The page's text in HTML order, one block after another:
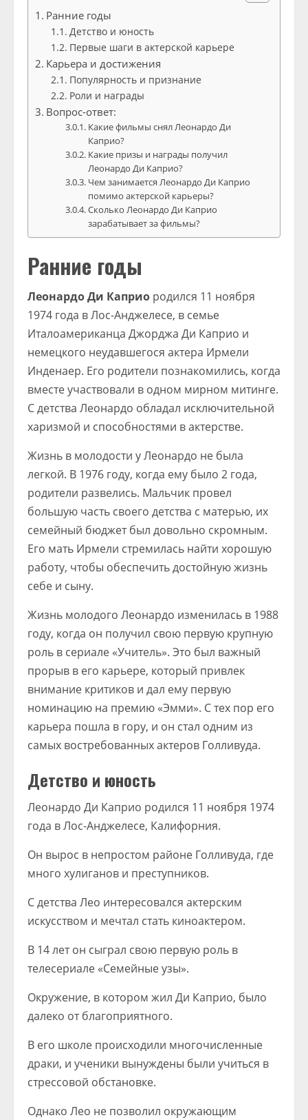
Ранние годы
Детство и юность
Первые шаги в актерской карьере
Карьера и достижения
Популярность и признание
Роли и награды
Вопрос-ответ:
Какие фильмы снял Леонардо Ди
Каприо?
Какие призы и награды получил
Леонардо Ди Каприо?
Чем занимается Леонардо Ди Каприо
помимо актерской карьеры?
Сколько Леонардо Ди Каприо
зарабатывает за фильмы?
Ранние годы
Леонардо Ди Каприо родился 11 ноября
1974 года в Лос-Анджелесе, в семье
Италоамериканца Джорджа Ди Каприо и
немецкого неудавшегося актера Ирмели
Инденаер. Его родители познакомились, когда
вместе участвовали в одном мирном митинге.
С детства Леонардо обладал исключительной
харизмой и способностями в актерстве.
Жизнь в молодости у Леонардо не была
легкой. В 1976 году, когда ему было 2 года,
родители развелись. Мальчик провел
большую часть своего детства с матерью, их
семейный бюджет был довольно скромным.
Его мать Ирмели стремилась найти хорошую
работу, чтобы обеспечить достойную жизнь
себе и сыну.
Жизнь молодого Леонардо изменилась в 1988
году, когда он получил свою первую крупную
роль в сериале «Учитель». Это был важный
прорыв в его карьере, который привлек
внимание критиков и дал ему первую
номинацию на премию «Эмми». С тех пор его
карьера пошла в гору, и он стал одним из
самых востребованных актеров Голливуда.
Детство и юность
Леонардо Ди Каприо родился 11 ноября 1974
года в Лос-Анджелесе, Калифорния.
Он вырос в непростом районе Голливуда, где
много хулиганов и преступников.
С детства Лео интересовался актерским
искусством и мечтал стать киноактером.
В 14 лет он сыграл свою первую роль в
телесериале «Семейные узы».
Окружение, в котором жил Ди Каприо, было
далеко от благоприятного.
В его школе происходили многочисленные
драки, и ученики вынуждены были учиться в
стрессовой обстановке.
Однако Лео не позволил окружающим